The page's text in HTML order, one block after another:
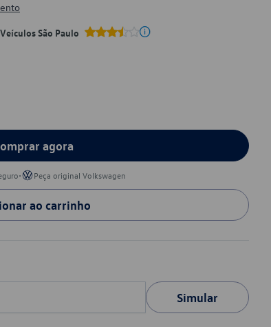
São Paulo
agora
• Peça original Volkswagen
ao carrinho
Simular